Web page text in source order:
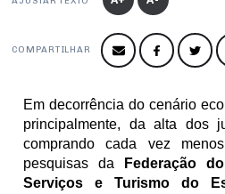
Turismo
PROJETOS ESPECIAIS:
COP30
Serviços
Cecomercio
Licitações
Prêmio de Sustentabilidade
Conselho Estadual de Defesa do
Conselho Superior de Direito
Conselho do Comércio Atacadista
Conselho de Serviços
COMPARTILHAR
Em decorrência do cenário
principalmente, da alta dos
comprando cada vez
pesquisas da
Federação
Serviços e Turismo do